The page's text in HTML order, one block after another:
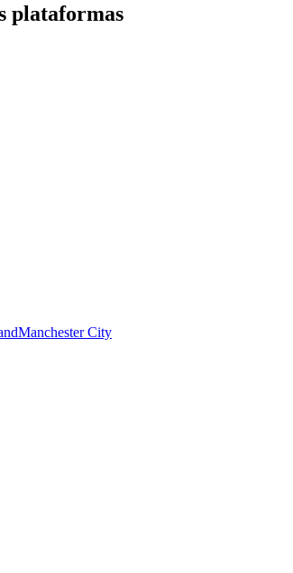
plataformas
Manchester City